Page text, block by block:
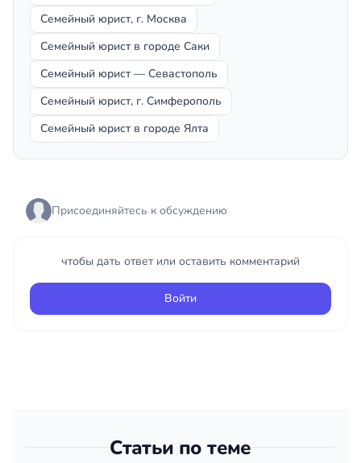
Семейный юрист, г. Москва
Семейный юрист в городе Саки
Семейный юрист — Севастополь
Семейный юрист, г. Симферополь
Семейный юрист в городе Ялта
Присоединяйтесь к обсуждению
чтобы дать ответ или оставить комментарий
Войти
Статьи по теме